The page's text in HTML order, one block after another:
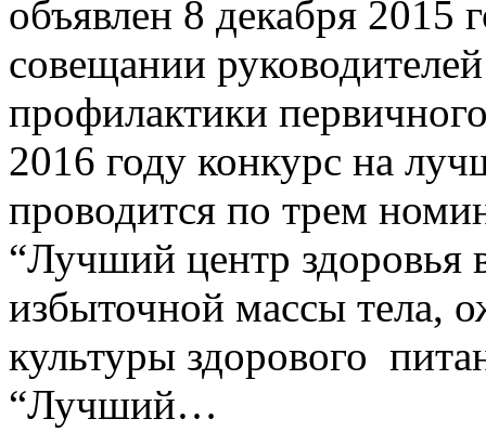
объявлен 8 декабря 2015
совещании
профилактики
2016 году конкурс на
проводится по трем
“Лучший центр здоровья
избыточной массы тела,
культуры здорового
“Лучший…